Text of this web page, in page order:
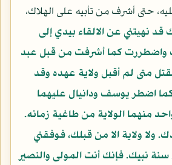
حتى أشرف من تأبيه على الهلاك،
قد نهيتني عن الالقاء بيدي إلى
واضطررت كما أشرفت من قبل عبد
متى لم أقبل ولاية عهده وقد
اضطر يوسف ودانيال عليهما
منهما الولاية من طاغية زمانه.
ولا ولاية الا من قبلك، فوفقني
سنة نبيك. فإنك أنت المولى والنصير